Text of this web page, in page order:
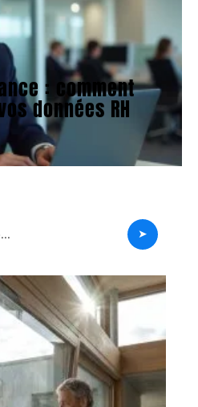
: comment
données RH